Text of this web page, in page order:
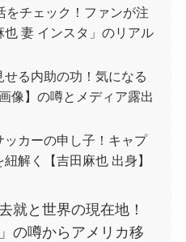
をチェック！ファンが注
也 妻 インスタ」のリアル
せる内助の功！気になる
像】の噂とメディア露出
ッカーの申し子！キャプ
解く【吉田麻也 出身】
就と世界の現在地！
の噂からアメリカ移